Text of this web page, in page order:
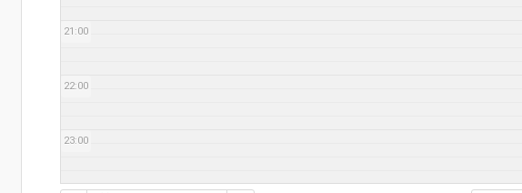
21:00
22:00
23:00